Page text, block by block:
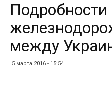
Подробности
между
5 марта 2016 - 15:54